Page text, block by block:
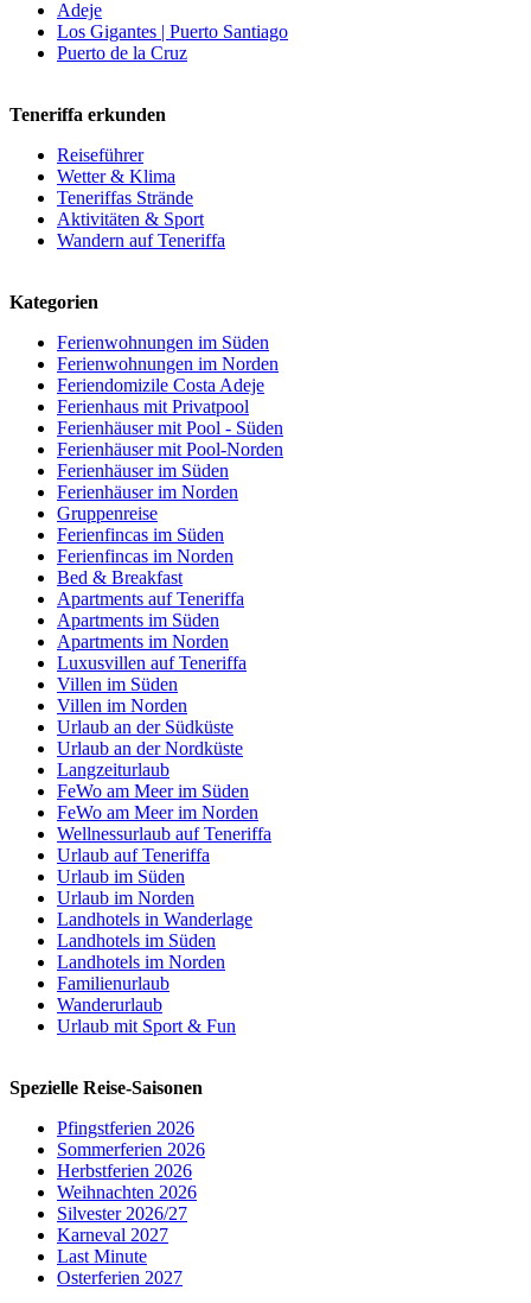
Adeje
Los Gigantes | Puerto Santiago
Puerto de la Cruz
Teneriffa erkunden
Reiseführer
Wetter & Klima
Teneriffas Strände
Aktivitäten & Sport
Wandern auf Teneriffa
Kategorien
Ferienwohnungen im Süden
Ferienwohnungen im Norden
Feriendomizile Costa Adeje
Ferienhaus mit Privatpool
Ferienhäuser mit Pool - Süden
Ferienhäuser mit Pool-Norden
Ferienhäuser im Süden
Ferienhäuser im Norden
Gruppenreise
Ferienfincas im Süden
Ferienfincas im Norden
Bed & Breakfast
Apartments auf Teneriffa
Apartments im Süden
Apartments im Norden
Luxusvillen auf Teneriffa
Villen im Süden
Villen im Norden
Urlaub an der Südküste
Urlaub an der Nordküste
Langzeiturlaub
FeWo am Meer im Süden
FeWo am Meer im Norden
Wellnessurlaub auf Teneriffa
Urlaub auf Teneriffa
Urlaub im Süden
Urlaub im Norden
Landhotels in Wanderlage
Landhotels im Süden
Landhotels im Norden
Familienurlaub
Wanderurlaub
Urlaub mit Sport & Fun
Spezielle Reise-Saisonen
Pfingstferien 2026
Sommerferien 2026
Herbstferien 2026
Weihnachten 2026
Silvester 2026/27
Karneval 2027
Last Minute
Osterferien 2027